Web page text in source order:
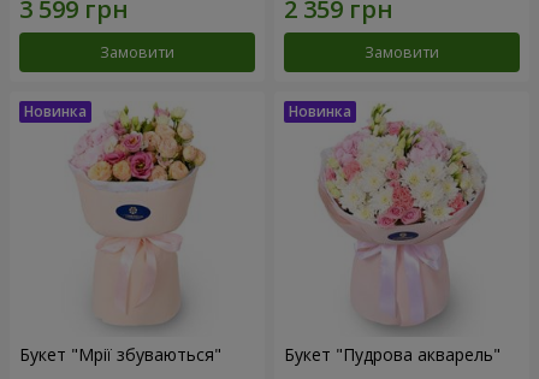
Замовити Замовити
Букет "Мрії збуваються" Букет "Пудрова акварель"